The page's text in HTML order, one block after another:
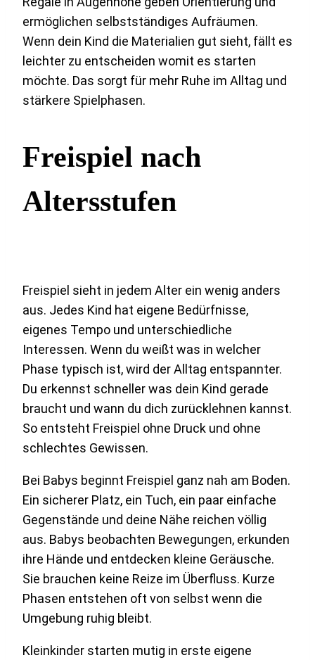
ermöglichen selbstständiges Aufräumen.
Wenn dein Kind die Materialien gut sieht, fällt es
leichter zu entscheiden womit es starten
möchte. Das sorgt für mehr Ruhe im Alltag und
stärkere Spielphasen.
Freispiel nach
Altersstufen
Freispiel sieht in jedem Alter ein wenig anders
aus. Jedes Kind hat eigene Bedürfnisse,
eigenes Tempo und unterschiedliche
Interessen. Wenn du weißt was in welcher
Phase typisch ist, wird der Alltag entspannter.
Du erkennst schneller was dein Kind gerade
braucht und wann du dich zurücklehnen kannst.
So entsteht Freispiel ohne Druck und ohne
schlechtes Gewissen.
Bei Babys beginnt Freispiel ganz nah am Boden.
Ein sicherer Platz, ein Tuch, ein paar einfache
Gegenstände und deine Nähe reichen völlig
aus. Babys beobachten Bewegungen, erkunden
ihre Hände und entdecken kleine Geräusche.
Sie brauchen keine Reize im Überfluss. Kurze
Phasen entstehen oft von selbst wenn die
Umgebung ruhig bleibt.
Kleinkinder starten mutig in erste eigene